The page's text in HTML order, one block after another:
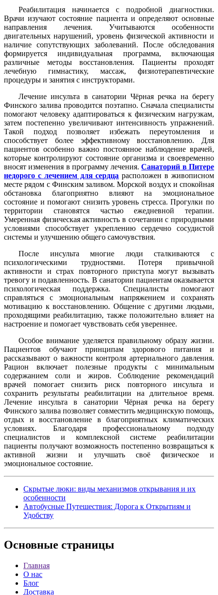
Реабилитация начинается с подробной диагностики.
Врачи изучают состояние пациента и определяют основные
направления лечения. Учитываются особенности
двигательных нарушений, уровень физической активности и
наличие сопутствующих заболеваний. После обследования
формируется индивидуальная программа, включающая
различные методы восстановления. Пациенты проходят
лечебную гимнастику, массаж, физиотерапевтические
процедуры и занятия с инструкторами.
Лечение инсульта в санатории Чёрная речка на берегу
Финского залива проводится поэтапно. Сначала специалисты
помогают человеку адаптироваться к физическим нагрузкам,
затем постепенно увеличивают интенсивность упражнений.
Такой подход позволяет избежать переутомления и
способствует более эффективному восстановлению. Для
пациентов особенно важно постоянное наблюдение врачей,
которые контролируют состояние организма и своевременно
вносят изменения в программу лечения.Санаторий в Питере
недорого с лечением для сердца расположен в живописном
месте рядом с Финским заливом. Морской воздух и спокойная
обстановка благоприятно влияют на эмоциональное
состояние и помогают снизить уровень стресса. Прогулки по
территории становятся частью ежедневной терапии.
Умеренная физическая активность в сочетании с природными
условиями способствует укреплению сердечно сосудистой
системы и улучшению общего самочувствия.
После инсульта многие люди сталкиваются с
психологическими трудностями. Потеря привычной
активности и страх повторного приступа могут вызывать
тревогу и подавленность. В санатории пациентам оказывается
психологическая поддержка. Специалисты помогают
справляться с эмоциональным напряжением и сохранять
мотивацию к восстановлению. Общение с другими людьми,
проходящими реабилитацию, также положительно влияет на
настроение и помогает чувствовать себя увереннее.
Особое внимание уделяется правильному образу жизни.
Пациентов обучают принципам здорового питания и
рассказывают о важности контроля артериального давления.
Рацион включает полезные продукты с минимальным
содержанием соли и жиров. Соблюдение рекомендаций
врачей помогает снизить риск повторного инсульта и
сохранить результаты реабилитации на длительное время.
Лечение инсульта в санатории Чёрная речка на берегу
Финского залива позволяет совместить медицинскую помощь,
отдых и восстановление в благоприятных климатических
условиях. Благодаря профессиональному подходу
специалистов и комплексной системе реабилитации
пациенты получают возможность постепенно возвращаться к
активной жизни и улучшать своё физическое и
эмоциональное состояние.
Скрытые люки: виды механизмов открывания и их
особенности
Автобусные Путешествия: Дорога к Открытиям и
Удобству
Основные страницы
Главная
О нас
Блог
Доставка